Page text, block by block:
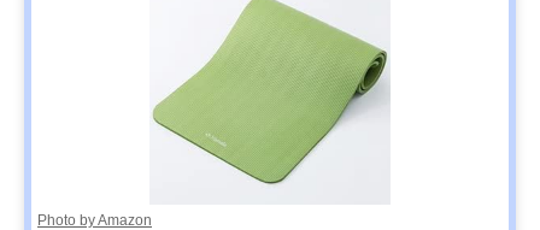
Photo by Amazon